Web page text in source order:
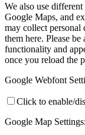
We also use
Google Maps, and
may collect
them here. Please
functionality and
once you reload the
Google Webfont
Click to enable/
Google Map Settings: